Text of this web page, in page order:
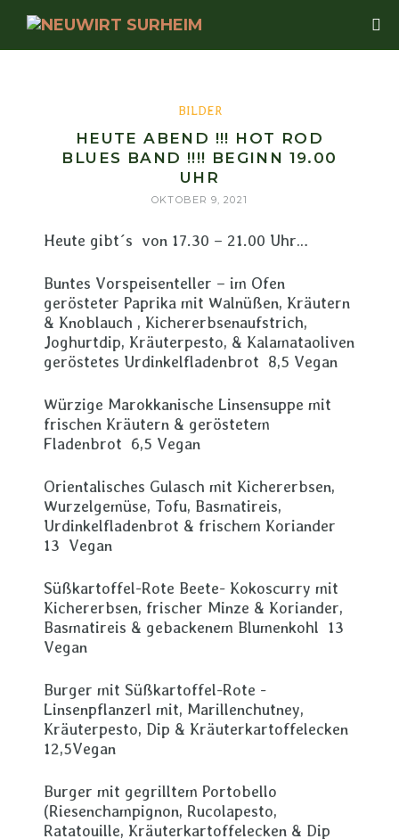
BILDER
HEUTE ABEND !!! HOT ROD
BLUES BAND !!!! BEGINN 19.00
UHR
OKTOBER 9, 2021
Heute gibt´s von 17.30 – 21.00 Uhr…
Buntes Vorspeisenteller – im Ofen
gerösteter Paprika mit Walnüßen, Kräutern
& Knoblauch , Kichererbsenaufstrich,
Joghurtdip, Kräuterpesto, & Kalamataoliven
geröstetes Urdinkelfladenbrot 8,5 Vegan
Würzige Marokkanische Linsensuppe mit
frischen Kräutern & geröstetem
Fladenbrot 6,5 Vegan
Orientalisches Gulasch mit Kichererbsen,
Wurzelgemüse, Tofu, Basmatireis,
Urdinkelfladenbrot & frischem Koriander
13 Vegan
Süßkartoffel-Rote Beete- Kokoscurry mit
Kichererbsen, frischer Minze & Koriander,
Basmatireis & gebackenem Blumenkohl 13
Vegan
Burger mit Süßkartoffel-Rote -
Linsenpflanzerl mit, Marillenchutney,
Kräuterpesto, Dip & Kräuterkartoffelecken
12,5Vegan
Burger mit gegrilltem Portobello
(Riesenchampignon, Rucolapesto,
Ratatouille, Kräuterkartoffelecken & Dip